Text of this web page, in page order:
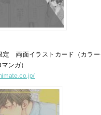
定 両面イラストカード（カラ
ンガ）